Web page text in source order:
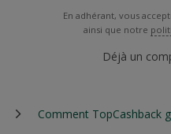
En adhérant, vous
ainsi que notre
Déjà un
Comment TopCashback